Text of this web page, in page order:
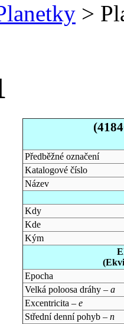
>
Předběžné označení
Katalogové číslo
Název
Kdy
Kde
Kým
Epocha
Velká poloosa dráhy – a
Excentricita – e
Střední denní pohyb – n